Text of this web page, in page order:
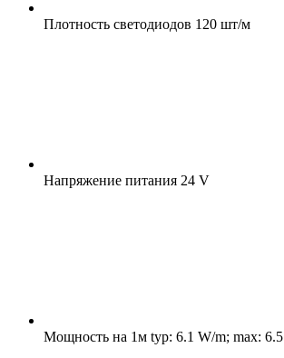
Плотность светодиодов 120 шт/м
Напряжение питания 24 V
Мощность на 1м typ: 6.1 W/m; max: